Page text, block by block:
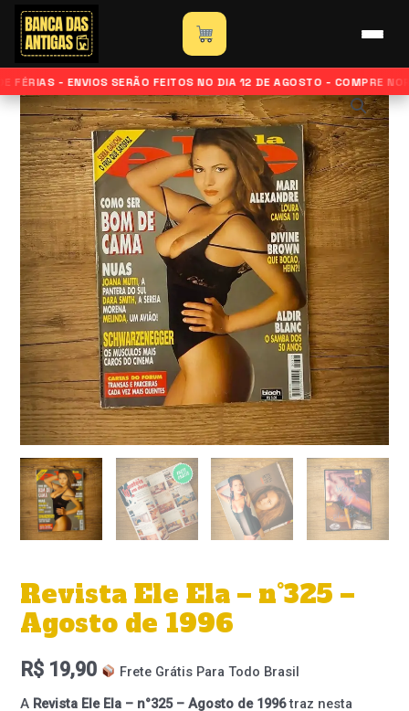
para
conteúdo
FÉRIAS - ENVIOS SERÃO FEITOS NO DIA 12 DE AGOSTO - COMPRE
Início»Loja Revista Ele Ela – n°325 – Agosto de 1996
Revista Ele Ela – n°325 –
Agosto de 1996
R$ 19,90
Frete Grátis Para Todo Brasil
A Revista Ele Ela – n°325 – Agosto de 1996traz nesta